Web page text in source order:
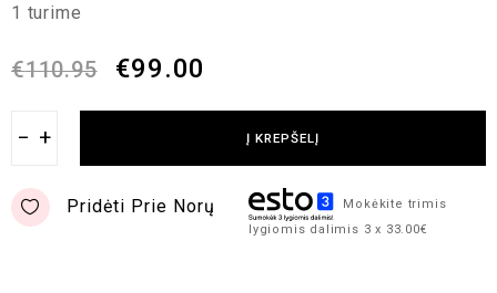
1 turime
€110.95 €99.00
− + Į KREPŠELĮ
Pridėti Prie Norų
Mokėkite trimis
lygiomis dalimis 3 x 33.00€